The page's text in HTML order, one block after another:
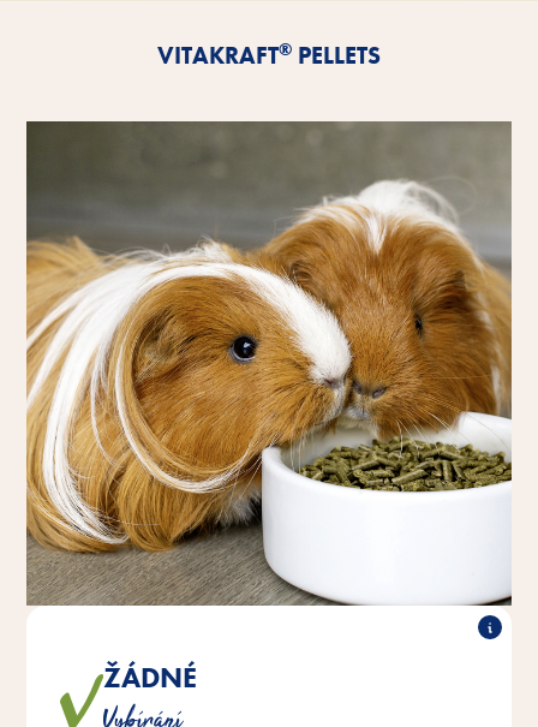
VITAKRAFT® PELLETS
ŽÁDNÉ
Díky peletizaci jsou všechny složky obsaženy v každé
peletě a hlodavci si potravu nevybírají.